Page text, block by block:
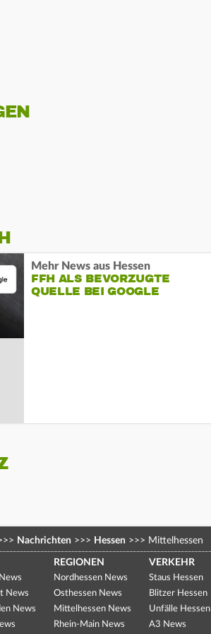
Mehr News aus Hessen
FFH ALS BEVORZUGTE
QUELLE BEI GOOGLE
Nachrichten >>> Hessen >>> Mittelhessen
News
News
REGIONEN
Nordhessen News
Osthessen News
Mittelhessen News
Rhein-Main News
VERKEHR
Staus Hessen
Blitzer Hessen
Unfälle Hessen
A3 News